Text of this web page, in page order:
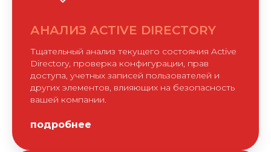
АНАЛИЗ ACTIVE DIRECTORY
Тщательный анализ текущего состояния Active
Directory, проверка конфигурации, прав
доступа, учетных записей пользователей и
других элементов, влияющих на безопасность
вашей компании.
подробнее